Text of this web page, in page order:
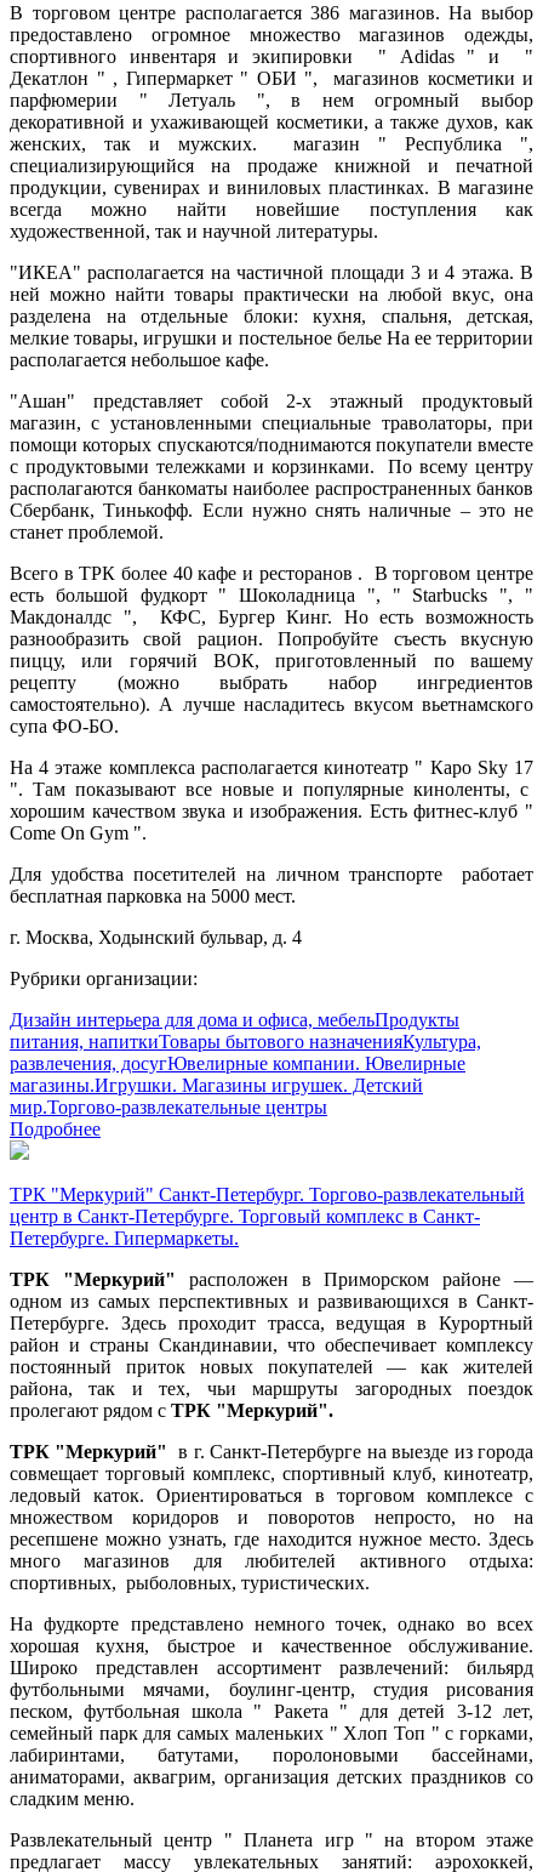
В торговом центре располагается 386 магазинов. На выбор
предоставлено огромное множество магазинов одежды,
спортивного инвентаря и экипировки " Adidas " и "
Декатлон " , Гипермаркет " ОБИ ", магазинов косметики и
парфюмерии " Летуаль ", в нем огромный выбор
декоративной и ухаживающей косметики, а также духов, как
женских, так и мужских. магазин " Республика ",
специализирующийся на продаже книжной и печатной
продукции, сувенирах и виниловых пластинках. В магазине
всегда можно найти новейшие поступления как
художественной, так и научной литературы.
"ИКЕА" располагается на частичной площади 3 и 4 этажа. В
ней можно найти товары практически на любой вкус, она
разделена на отдельные блоки: кухня, спальня, детская,
мелкие товары, игрушки и постельное белье На ее территории
располагается небольшое кафе.
"Ашан" представляет собой 2-х этажный продуктовый
магазин, с установленными специальные траволаторы, при
помощи которых спускаются/поднимаются покупатели вместе
с продуктовыми тележками и корзинками. По всему центру
располагаются банкоматы наиболее распространенных банков
Сбербанк, Тинькофф. Если нужно снять наличные – это не
станет проблемой.
Всего в ТРК более 40 кафе и ресторанов . В торговом центре
есть большой фудкорт " Шоколадница ", " Starbucks ", "
Макдоналдс ", КФС, Бургер Кинг. Но есть возможность
разнообразить свой рацион. Попробуйте съесть вкусную
пиццу, или горячий ВОК, приготовленный по вашему
рецепту (можно выбрать набор ингредиентов
самостоятельно). А лучше насладитесь вкусом вьетнамского
супа ФО-БО.
На 4 этаже комплекса располагается кинотеатр " Каро Sky 17
". Там показывают все новые и популярные киноленты, с
хорошим качеством звука и изображения. Есть фитнес-клуб "
Come On Gym ".
Для удобства посетителей на личном транспорте работает
бесплатная парковка на 5000 мест.
г. Москва, Ходынский бульвар, д. 4
Рубрики организации:
Дизайн интерьера для дома и офиса, мебельПродукты
питания, напиткиТовары бытового назначенияКультура,
развлечения, досугЮвелирные компании. Ювелирные
магазины.Игрушки. Магазины игрушек. Детский
мир.Торгово-развлекательные центры
Подробнее
ТРК "Меркурий" Санкт-Петербург. Торгово-развлекательный
центр в Санкт-Петербурге. Торговый комплекс в Санкт-
Петербурге. Гипермаркеты.
ТРК "Меркурий"
расположен в Приморском районе —
одном из самых перспективных и развивающихся в Санкт-
Петербурге. Здесь проходит трасса, ведущая в Курортный
район и страны Скандинавии, что обеспечивает комплексу
постоянный приток новых покупателей — как жителей
района, так и тех, чьи маршруты загородных поездок
пролегают рядом с ТРК "Меркурий".
ТРК "Меркурий"
в г. Санкт-Петербурге на выезде из города
совмещает торговый комплекс, спортивный клуб, кинотеатр,
ледовый каток. Ориентироваться в торговом комплексе с
множеством коридоров и поворотов непросто, но на
ресепшене можно узнать, где находится нужное место. Здесь
много магазинов для любителей активного отдыха:
спортивных, рыболовных, туристических.
На фудкорте представлено немного точек, однако во всех
хорошая кухня, быстрое и качественное обслуживание.
Широко представлен ассортимент развлечений: бильярд
футбольными мячами, боулинг-центр, студия рисования
песком, футбольная школа " Ракета " для детей 3-12 лет,
семейный парк для самых маленьких " Хлоп Топ " с горками,
лабиринтами, батутами, поролоновыми бассейнами,
аниматорами, аквагрим, организация детских праздников со
сладким меню.
Развлекательный центр " Планета игр " на втором этаже
предлагает массу увлекательных занятий: аэрохоккей,